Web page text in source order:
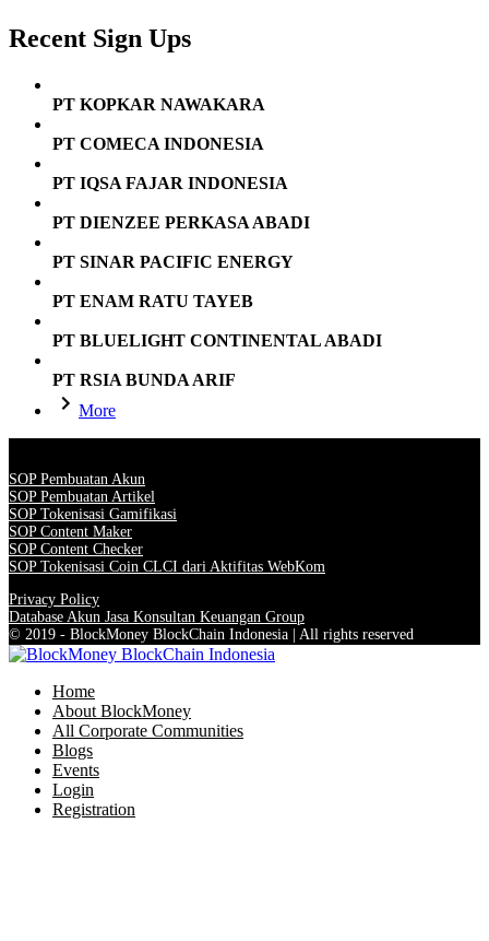
Recent Sign Ups
PT KOPKAR NAWAKARA
PT COMECA INDONESIA
PT IQSA FAJAR INDONESIA
PT DIENZEE PERKASA ABADI
PT SINAR PACIFIC ENERGY
PT ENAM RATU TAYEB
PT BLUELIGHT CONTINENTAL ABADI
PT RSIA BUNDA ARIF
More
SOP Pembuatan Akun
SOP Pembuatan Artikel
SOP Tokenisasi Gamifikasi
SOP Content Maker
SOP Content Checker
SOP Tokenisasi Coin CLCI dari Aktifitas WebKom
Privacy Policy
Database Akun Jasa Konsultan Keuangan Group
© 2019 - BlockMoney BlockChain Indonesia | All rights reserved
Home
About BlockMoney
All Corporate Communities
Blogs
Events
Login
Registration